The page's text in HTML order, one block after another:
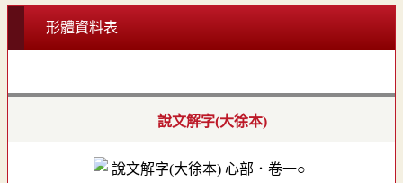
形體資料表
說文解字(大徐本)